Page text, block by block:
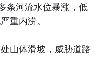
条河流水位暴涨，低
重内涝。
山体滑坡，威胁道路